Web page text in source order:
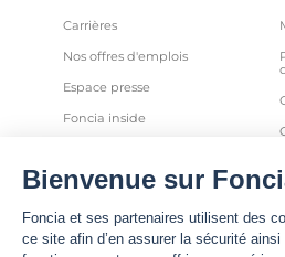
Carrières
Nos offres d'emplois
Espace presse
Foncia inside
Partenaires